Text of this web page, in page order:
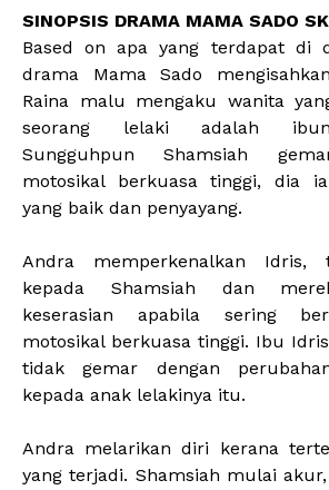
SINOPSIS DRAMA MAMA SADO
Based on apa yang terdapat di
drama Mama Sado
Raina malu mengaku wanita
seorang lelaki adalah
Sungguhpun Shamsiah
motosikal berkuasa tinggi, dia
yang baik dan penyayang.
Andra memperkenalkan Idris,
kepada Shamsiah dan
keserasian apabila sering
motosikal berkuasa tinggi. Ibu
tidak gemar dengan
kepada anak lelakinya itu.
Andra melarikan diri kerana
yang terjadi. Shamsiah mulai